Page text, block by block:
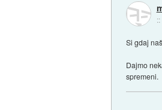
::
Si gdaj
Dajmo
spremeni.